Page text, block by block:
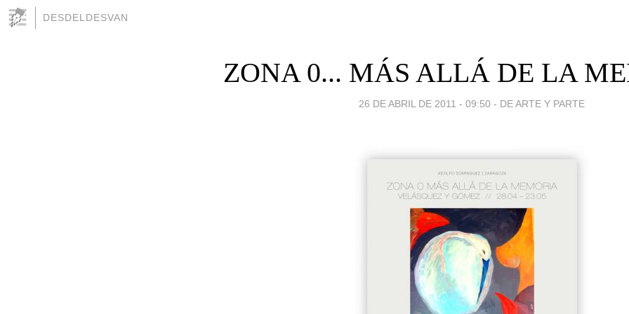
DESDELDESVAN
ZONA 0... MÁS ALLÁ DE LA
26 DE ABRIL DE 2011 - 09:50 - DE ARTE Y PARTE